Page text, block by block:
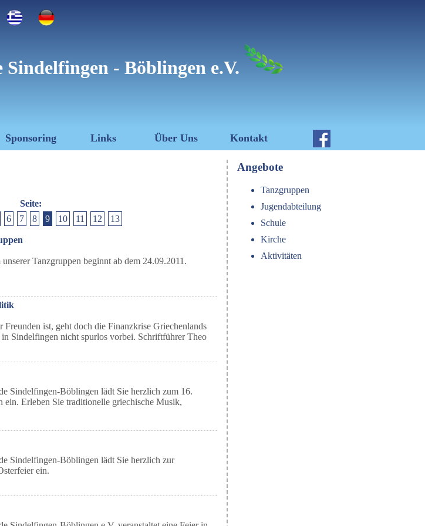
Sindelfingen - Böblingen e.V.
Sponsoring Links Über Uns Kontakt
Seite:
6 7 8 9 10 11 12 13
Tanzgruppen beginnt ab dem 24.09.2011.
Freunden ist, geht doch die Finanzkrise Griechenlands
in Sindelfingen nicht spurlos vorbei. Schriftführer Theo
Sindelfingen-Böblingen lädt Sie herzlich zum 16.
Erleben Sie traditionelle griechische Musik,
Sindelfingen-Böblingen lädt Sie herzlich zur
ein.
Angebote
Tanzgruppen
Jugendabteilung
Schule
Kirche
Aktivitäten